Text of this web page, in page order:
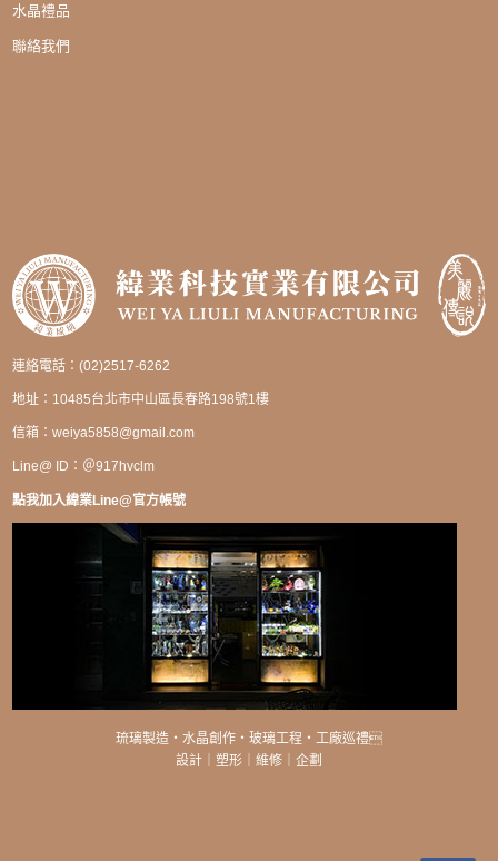
水晶禮品
聯絡我們
連絡電話：(02)2517-6262
地址：10485台北市中山區長春路198號1樓
信箱：weiya5858@gmail.com
Line@ ID：＠917hvclm
點我加入緯業Line@官方帳號
琉璃製造・水晶創作・玻璃工程・工廠巡禮
設計｜塑形｜維修｜企劃